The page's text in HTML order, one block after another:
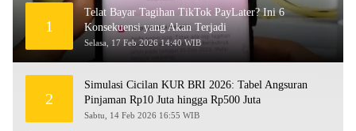
1
Telat Bayar Tagihan TikTok PayLater? Ini 6
Konsekuensi yang Akan Terjadi
Selasa, 17 Feb 2026 14:40 WIB
2
Simulasi Cicilan KUR BRI 2026: Tabel Angsuran
Pinjaman Rp10 Juta hingga Rp500 Juta
Sabtu, 14 Feb 2026 16:55 WIB